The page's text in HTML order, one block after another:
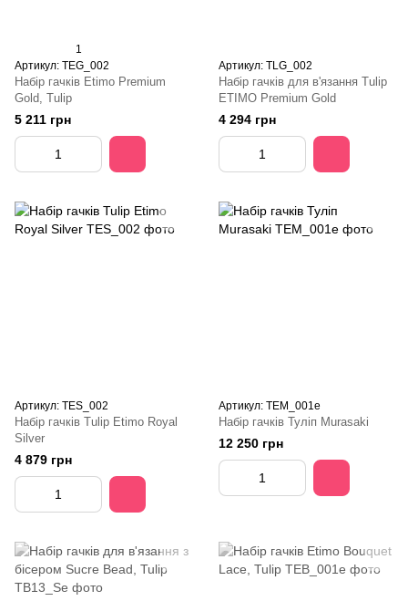
1
Артикул: TEG_002
Набір гачків Etimo Premium
Gold, Tulip
5 211 грн
Артикул: TLG_002
Набір гачків для в'язання Tulip
ETIMO Premium Gold
4 294 грн
Артикул: TES_002
Набір гачків Tulip Etimo Royal
Silver
4 879 грн
Артикул: TEM_001e
Набір гачків Туліп Murasaki
12 250 грн